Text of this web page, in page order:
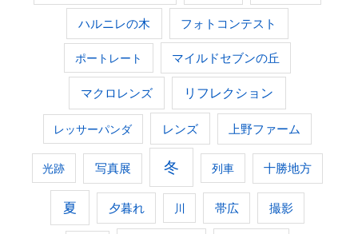
ハルニレの木 フォトコンテスト
ポートレート マイルドセブンの丘
マクロレンズ リフレクション
レッサーパンダ レンズ 上野ファーム
光跡 写真展 冬 列車 十勝地方
夏 夕暮れ 川 帯広 撮影